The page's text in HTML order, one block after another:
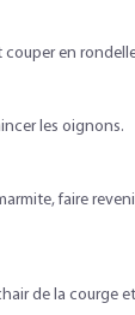
couper en
les oignons.
faire
de la courge